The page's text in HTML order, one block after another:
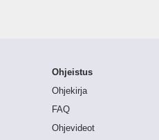
Ohjeistus
Ohjekirja
FAQ
Ohjevideot